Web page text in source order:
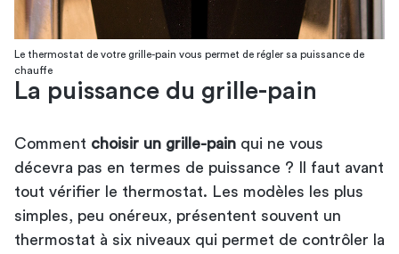
Le thermostat de votre grille-pain vous permet de régler sa puissance de
chauffe
La puissance du grille-pain
Comment choisir un grille-pain qui ne vous
décevra pas en termes de puissance ? Il faut avant
tout vérifier le thermostat. Les modèles les plus
simples, peu onéreux, présentent souvent un
thermostat à six niveaux qui permet de contrôler la